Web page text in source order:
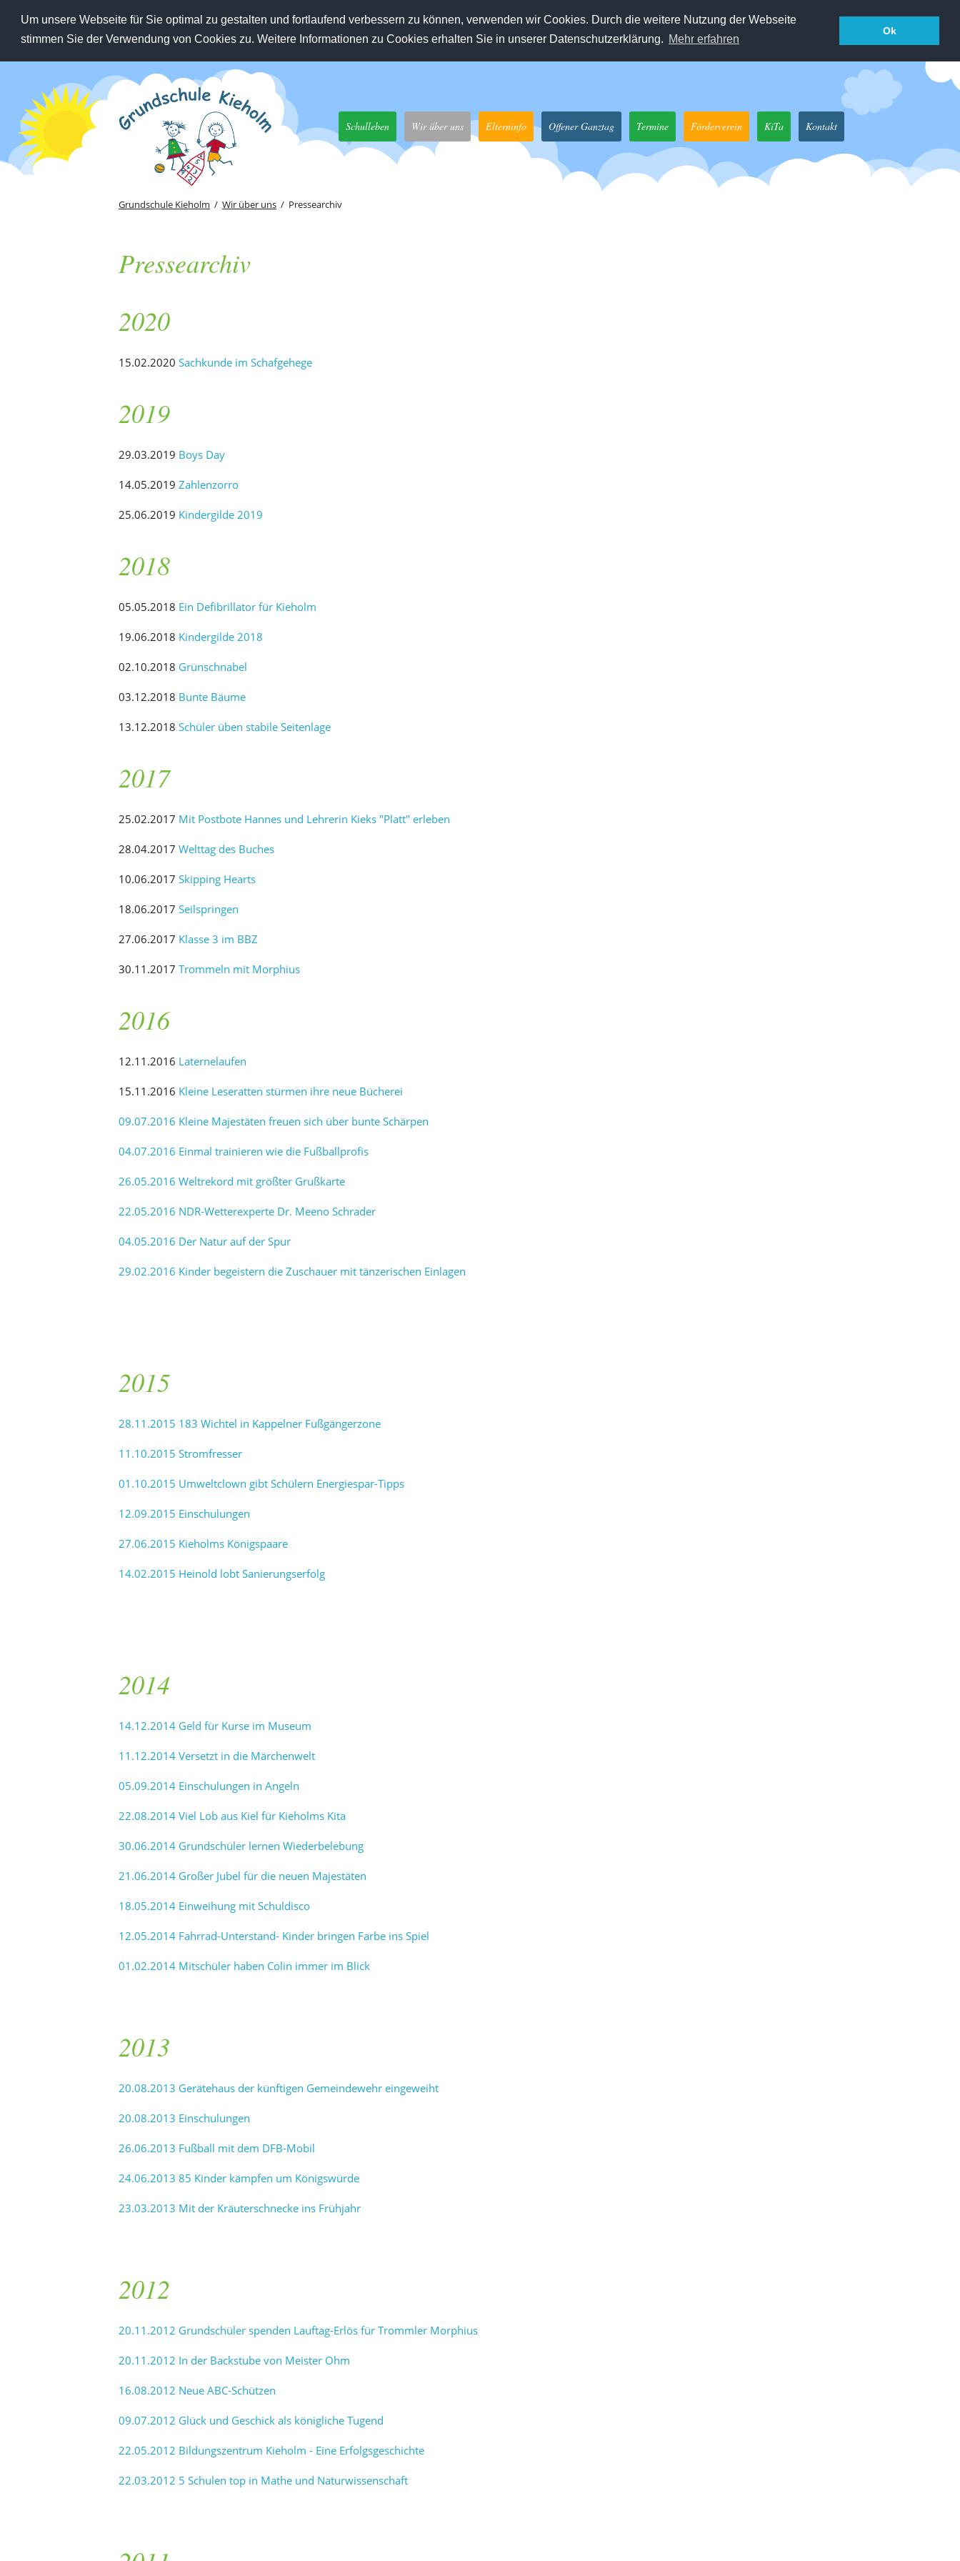
Um unsere Webseite für Sie optimal zu gestalten und fortlaufend verbessern zu können, verwenden wir Cookies. Durch die weitere Nutzung der Webseite
stimmen Sie der Verwendung von Cookies zu. Weitere Informationen zu Cookies erhalten Sie in unserer Datenschutzerklärung. Mehr erfahren
Ok
Navigation
überspringen
Schulleben Wir über uns Elterninfo Offener Ganztag Termine Förderverein KiTa Kontakt
Grundschule Kieholm Wir über uns Pressearchiv
Pressearchiv
2020
15.02.2020 Sachkunde im Schafgehege
2019
29.03.2019 Boys Day
14.05.2019 Zahlenzorro
25.06.2019 Kindergilde 2019
2018
05.05.2018 Ein Defibrillator für Kieholm
19.06.2018 Kindergilde 2018
02.10.2018 Grünschnabel
03.12.2018 Bunte Bäume
13.12.2018 Schüler üben stabile Seitenlage
2017
25.02.2017 Mit Postbote Hannes und Lehrerin Kieks "Platt" erleben
28.04.2017 Welttag des Buches
10.06.2017 Skipping Hearts
18.06.2017 Seilspringen
27.06.2017 Klasse 3 im BBZ
30.11.2017 Trommeln mit Morphius
2016
12.11.2016 Laternelaufen
15.11.2016 Kleine Leseratten stürmen ihre neue Bücherei
09.07.2016 Kleine Majestäten freuen sich über bunte Schärpen
04.07.2016 Einmal trainieren wie die Fußballprofis
26.05.2016 Weltrekord mit größter Grußkarte
22.05.2016 NDR-Wetterexperte Dr. Meeno Schrader
04.05.2016 Der Natur auf der Spur
29.02.2016 Kinder begeistern die Zuschauer mit tänzerischen Einlagen
2015
28.11.2015 183 Wichtel in Kappelner Fußgängerzone
11.10.2015 Stromfresser
01.10.2015 Umweltclown gibt Schülern Energiespar-Tipps
12.09.2015 Einschulungen
27.06.2015 Kieholms Königspaare
14.02.2015 Heinold lobt Sanierungserfolg
2014
14.12.2014 Geld für Kurse im Museum
11.12.2014 Versetzt in die Märchenwelt
05.09.2014 Einschulungen in Angeln
22.08.2014 Viel Lob aus Kiel für Kieholms Kita
30.06.2014 Grundschüler lernen Wiederbelebung
21.06.2014 Großer Jubel für die neuen Majestäten
18.05.2014 Einweihung mit Schuldisco
12.05.2014 Fahrrad-Unterstand- Kinder bringen Farbe ins Spiel
01.02.2014 Mitschüler haben Colin immer im Blick
2013
20.08.2013 Gerätehaus der künftigen Gemeindewehr eingeweiht
20.08.2013 Einschulungen
26.06.2013 Fußball mit dem DFB-Mobil
24.06.2013 85 Kinder kämpfen um Königswürde
23.03.2013 Mit der Kräuterschnecke ins Frühjahr
2012
20.11.2012 Grundschüler spenden Lauftag-Erlös für Trommler Morphius
20.11.2012 In der Backstube von Meister Ohm
16.08.2012 Neue ABC-Schützen
09.07.2012 Glück und Geschick als königliche Tugend
22.05.2012 Bildungszentrum Kieholm - Eine Erfolgsgeschichte
22.03.2012 5 Schulen top in Mathe und Naturwissenschaft